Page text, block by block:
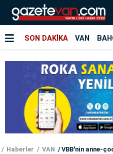
SON DAKİKA VAN
Haberler VAN VBB'nin anne-çocuk